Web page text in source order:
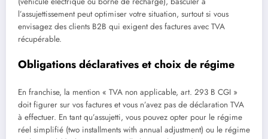
l’assujettissement peut optimiser votre situation, surtout si vous
envisagez des clients B2B qui exigent des factures avec TVA
récupérable.
Obligations déclaratives et choix de régime
En franchise, la mention « TVA non applicable, art. 293 B CGI »
doit figurer sur vos factures et vous n’avez pas de déclaration TVA
à effectuer. En tant qu’assujetti, vous pouvez opter pour le régime
réel simplifié (two installments with annual adjustment) ou le régime